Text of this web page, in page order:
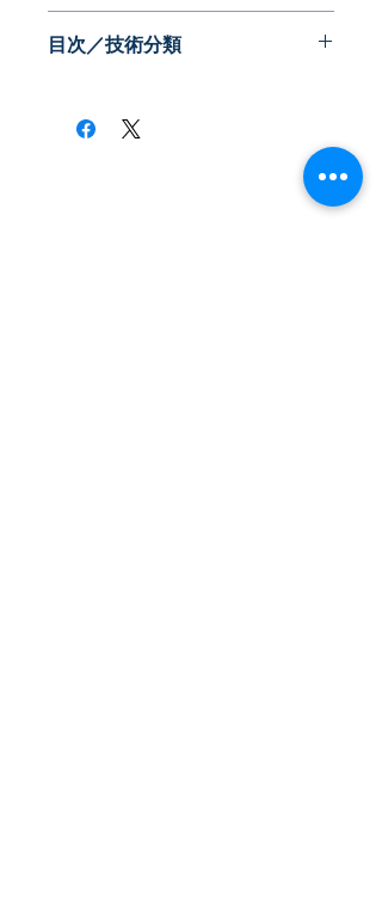
目次／技術分類
​株式会社ネオテクノロジー